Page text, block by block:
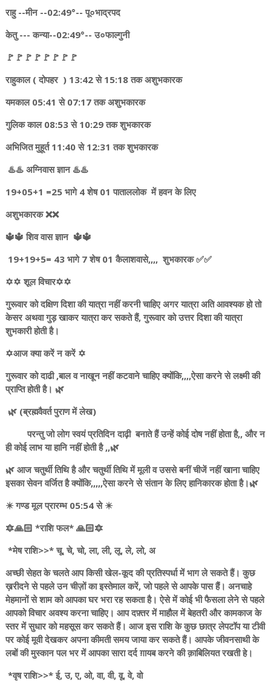
राहु --मीन --02:49°-- पू०भाद्रपद
केतु --- कन्या--02:49°-- उ०फाल्गुनी
🚩🚩🚩🚩🚩🚩🚩🚩
राहुकाल ( दोपहर ) 13:42 से 15:18 तक अशुभकारक
यमकाल 05:41 से 07:17 तक अशुभकारक
गुलिक काल 08:53 से 10:29 तक शुभकारक
अभिजित मुहूर्त 11:40 से 12:31 तक शुभकारक
♨️♨️ अग्निवास ज्ञान ♨️♨️
19+05+1 =25 भागे 4 शेष 01 पाताललोक में हवन के लिए
अशुभकारक ❌❌
🔱🔱 शिव वास ज्ञान 🔱🔱
19+19+5= 43 भागे 7 शेष 01 कैलाशवासे,,,, शुभकारक ✅✅
✡️✡️ शूल विचार✡️✡️
गुरूवार को दक्षिण दिशा की यात्रा नहीं करनी चाहिए अगर यात्रा अति आवश्यक हो तो
केसर अथवा गुड़ खाकर यात्रा कर सकते हैं, गुरूवार को उत्तर दिशा की यात्रा
शुभकारी होती है।
✡️आज क्या करें न करें ✡️
गुरूवार को दाढी ,बाल व नाखून नहीं कटवाने चाहिए क्योंकि,,,,ऐसा करने से लक्ष्मी की
प्राप्ति होती है। 🌿
🌿 (ब्रह्मवैवर्त पुराण में लेख)
परन्तु जो लोग स्वयं प्रतिदिन दाढ़ी बनाते हैं उन्हें कोई दोष नहीं होता है,, और न
ही कोई लाभ या हानि नहीं होती है ,,🌿
🌿 आज चतुर्थी तिथि है और चतुर्थी तिथि में मूली व उससे बनीं चीजें नहीं खाना चाहिए
इसका सेवन वर्जित है क्योंकि,,,,,ऐसा करने से संतान के लिए हानिकारक होता है।🌿
✴️ गण्ड मूल प्रारम्भ 05:54 से ✴️
🔯🙏🏻 *राशि फल* 🙏🏻🔯
*मेष राशि>>* चू, चे, चो, ला, ली, लू, ले, लो, अ
अच्छी सेहत के चलते आप किसी खेल-कूद की प्रतिस्पर्धा में भाग ले सकते हैं। कुछ
ख़रीदने से पहले उन चीज़ों का इस्तेमाल करें, जो पहले से आपके पास हैं। अनचाहे
मेहमानों से शाम को आपका घर भरा रह सकता है। ऐसे में कोई भी फैसला लेने से पहले
आपको विचार अवश्य करना चाहिए। आप दफ़्तर में माहौल में बेहतरी और कामकाज के
स्तर में सुधार को महसूस कर सकते हैं। आज इस राशि के कुछ छात्र लेपटॉप या टीवी
पर कोई मूवी देखकर अपना कीमती समय जाया कर सकते हैं। आपके जीवनसाथी के
लबों की मुस्कान पल भर में आपका सारा दर्द ग़ायब करने की क़ाबिलियत रखती हे।
*वृष राशि>>* ई, उ, ए, ओ, वा, वी, वू, वे, वो